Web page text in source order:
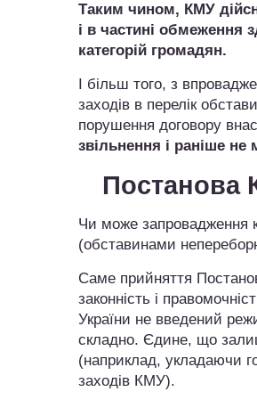
Таким чином, КМУ
і в частині обмеження
категорій громадян.
І більш того, з
заходів в перелік
порушення договору
звільнення і раніше не
Постанова
Чи може запровадження
(обставинами
Саме прийняття
законність і
України не введений
складно. Єдине, що
(наприклад, укладаючи
заходів КМУ).